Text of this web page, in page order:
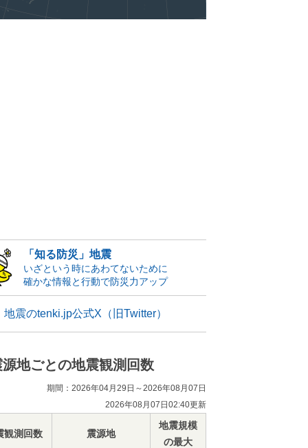
「知る防災」地震
いざという時にあわてないために
確かな情報と行動で防災力アップ
地震のtenki.jp公式X（旧Twitter）
源地ごとの地震観測回数
期間：2026年04月29日～2026年08月07日
2026年08月07日02:40更新
観測回数 震源地
地震規模
の最大